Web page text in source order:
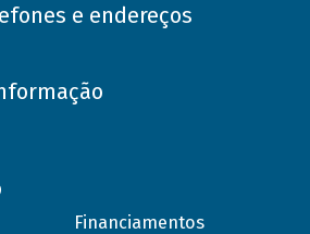
e endereços
Financiamentos